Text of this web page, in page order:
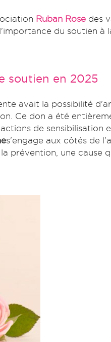
Ruban Rosedes
du soutien à
soutien en 2025
avait la possibilité
Ce don a été
de sensibilisation
s'engage aux côtés de
prévention, une cause